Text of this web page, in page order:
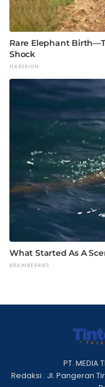
PT. MEDIA
Redaksi : Jl. Pangeran